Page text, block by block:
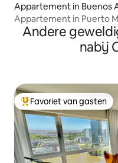
Appartement in Buenos
Appartement in Puerto
Andere
nabij
Topfavoriet van gasten
Favoriet van gasten